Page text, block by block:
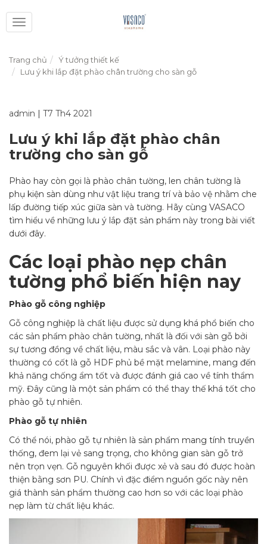
Toggle
navigation
Trang chủ
Ý tưởng thiết kế
Lưu ý khi lắp đặt phào chân trường cho sàn gỗ
admin | T7 Th4 2021
Lưu ý khi lắp đặt phào chân
trường cho sàn gỗ
Phào hay còn gọi là phào chân tường, len chân tường là
phụ kiện sàn dùng như vật liệu trang trí và bảo vệ nhằm che
lấp đường tiếp xúc giữa sàn và tường. Hãy cùng VASACO
tìm hiểu về những lưu ý lắp đặt sản phẩm này trong bài viết
dưới đây.
Các loại phào nẹp chân
tường phổ biến hiện nay
Phào gỗ công nghiệp
Gỗ công nghiệp là chất liệu được sử dụng khá phổ biến cho
các sản phẩm phào chân tường, nhất là đối với sàn gỗ bởi
sự tương đồng về chất liệu, màu sắc và vân. Loại phào này
thường có cốt là gỗ HDF phủ bề mặt melamine, mang đến
khả năng chống ẩm tốt và được đánh giá cao về tính thẩm
mỹ. Đây cũng là một sản phẩm có thể thay thế khá tốt cho
phào gỗ tự nhiên.
Phào gỗ tự nhiên
Có thể nói, phào gỗ tự nhiên là sản phẩm mang tính truyền
thống, đem lại vẻ sang trọng, cho không gian sàn gỗ trở
nên trọn vẹn. Gỗ nguyên khối được xẻ và sau đó được hoàn
thiện bằng sơn PU. Chính vì đặc điểm nguồn gốc này nên
giá thành sản phẩm thường cao hơn so với các loại phào
nẹp làm từ chất liệu khác.